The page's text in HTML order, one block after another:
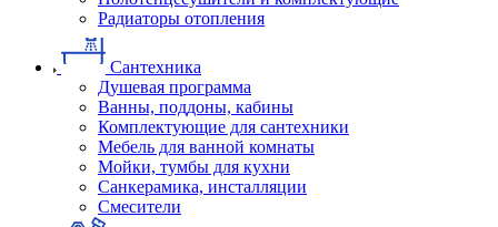
Радиаторы отопления
Сантехника
Душевая программа
Ванны, поддоны, кабины
Комплектующие для сантехники
Мебель для ванной комнаты
Мойки, тумбы для кухни
Санкерамика, инсталляции
Смесители